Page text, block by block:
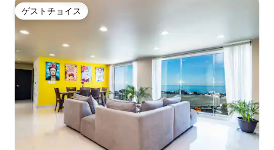
ゲストチョイス
ゲストチョイス